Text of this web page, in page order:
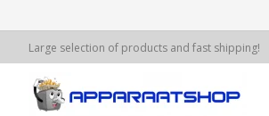
Large selection of products and fast shipping!